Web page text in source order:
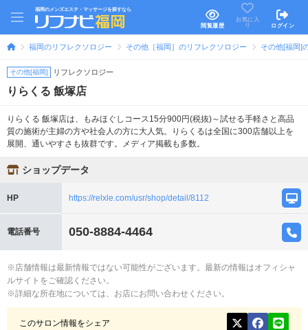
福岡のメンズエステ・マッサージを探すなら
閲覧履歴
お気に入
り
ログイン
福岡のリフレクソロジー その他［福岡］のリフレクソロジー その他[福岡]
その他[福岡] リフレクソロジー
りらくる 飯塚店
りらくる 飯塚店は、もみほぐしコース15分900円(税抜)～試せる手軽さと高品
質の施術が主婦の方や社会人の方に大人気。りらくるは全国に300店舗以上を
展開、通いやすさも抜群です。メディア掲載も多数。
ショップデータ
HP https://relxle.com/usr/shop/detail/8112
電話番号 050-8884-4464
※店舗情報は最新情報ではない可能性がございます。最新の情報はオフィシャ
ルサイトをご確認ください。
※詳細な所在地については、お店にお問い合わせください。
このサロン情報をシェア